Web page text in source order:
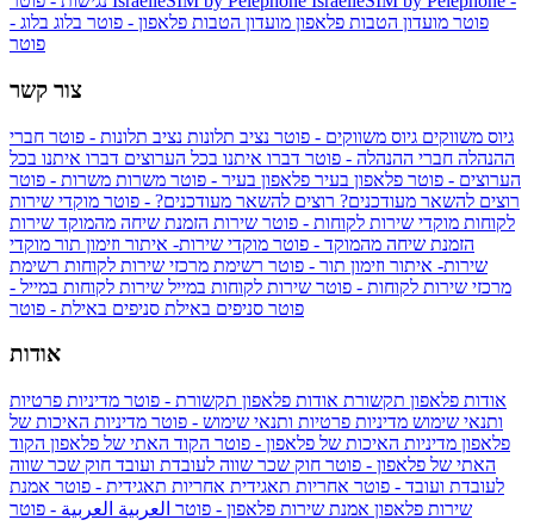
פוטר מועדון הטבות פלאפון מועדון הטבות פלאפון - פוטר בלוג בלוג -
פוטר
צור קשר
גיוס משווקים גיוס משווקים - פוטר נציב תלונות נציב תלונות - פוטר חברי
ההנהלה חברי ההנהלה - פוטר דברו איתנו בכל הערוצים דברו איתנו בכל
הערוצים - פוטר פלאפון בעיר פלאפון בעיר - פוטר משרות משרות - פוטר
רוצים להשאר מעודכנים? רוצים להשאר מעודכנים? - פוטר מוקדי שירות
לקוחות מוקדי שירות לקוחות - פוטר שירות הזמנת שיחה מהמוקד שירות
הזמנת שיחה מהמוקד - פוטר מוקדי שירות- איתור וזימון תור מוקדי
שירות- איתור וזימון תור - פוטר רשימת מרכזי שירות לקוחות רשימת
מרכזי שירות לקוחות - פוטר שירות לקוחות במייל שירות לקוחות במייל -
פוטר סניפים באילת סניפים באילת - פוטר
אודות
אודות פלאפון תקשורת אודות פלאפון תקשורת - פוטר מדיניות פרטיות
ותנאי שימוש מדיניות פרטיות ותנאי שימוש - פוטר מדיניות האיכות של
פלאפון מדיניות האיכות של פלאפון - פוטר הקוד האתי של פלאפון הקוד
האתי של פלאפון - פוטר חוק שכר שווה לעובדת ועובד חוק שכר שווה
לעובדת ועובד - פוטר אחריות תאגידית אחריות תאגידית - פוטר אמנת
שירות פלאפון אמנת שירות פלאפון - פוטר العربية العربية - פוטר